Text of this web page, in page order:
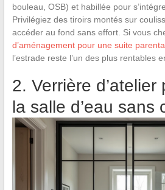
bouleau, OSB) et habillée pour
Privilégiez des tiroirs montés sur
accéder au fond sans effort. Si vous
d’aménagement pour une suite
l’estrade reste l’un des plus rentables
2. Verrière
la salle d’eau sans